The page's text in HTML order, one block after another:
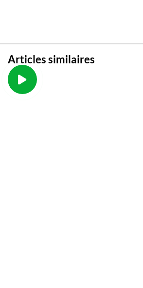
Articles similaires